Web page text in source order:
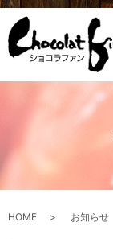
HOME お知らせ